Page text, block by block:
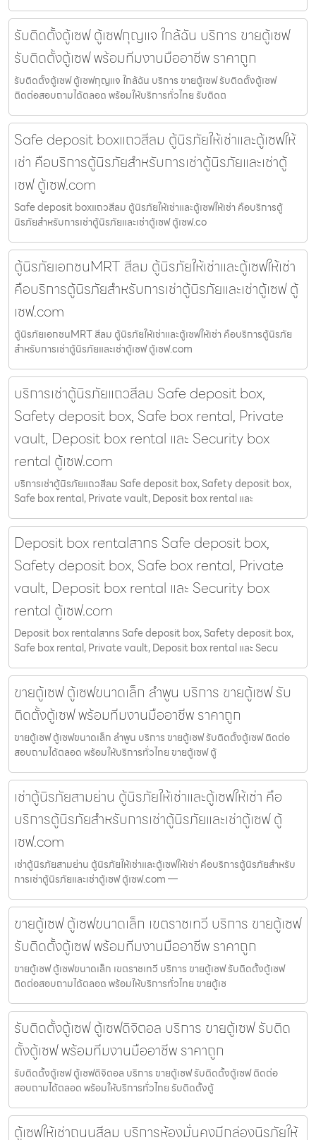
รับติดตั้งตู้เซฟ ตู้เซฟกุญแจ ใกล้ฉัน บริการ ขายตู้เซฟ
รับติดตั้งตู้เซฟ พร้อมทีมงานมืออาชีพ ราคาถูก
รับติดตั้งตู้เซฟ ตู้เซฟกุญแจ ใกล้ฉัน บริการ ขายตู้เซฟ รับติดตั้งตู้เซฟ
ติดต่อสอบถามได้ตลอด พร้อมให้บริการทั่วไทย รับติดต
Safe deposit boxแถวสีลม ตู้นิรภัยให้เช่าและตู้เซฟให้
เช่า คือบริการตู้นิรภัยสำหรับการเช่าตู้นิรภัยและเช่าตู้
เซฟ ตู้เซฟ.com
Safe deposit boxแถวสีลม ตู้นิรภัยให้เช่าและตู้เซฟให้เช่า คือบริการตู้
นิรภัยสำหรับการเช่าตู้นิรภัยและเช่าตู้เซฟ ตู้เซฟ.co
ตู้นิรภัยเอกชนMRT สีลม ตู้นิรภัยให้เช่าและตู้เซฟให้เช่า
คือบริการตู้นิรภัยสำหรับการเช่าตู้นิรภัยและเช่าตู้เซฟ ตู้
เซฟ.com
ตู้นิรภัยเอกชนMRT สีลม ตู้นิรภัยให้เช่าและตู้เซฟให้เช่า คือบริการตู้นิรภัย
สำหรับการเช่าตู้นิรภัยและเช่าตู้เซฟ ตู้เซฟ.com
บริการเช่าตู้นิรภัยแถวสีลม Safe deposit box,
Safety deposit box, Safe box rental, Private
vault, Deposit box rental และ Security box
rental ตู้เซฟ.com
บริการเช่าตู้นิรภัยแถวสีลม Safe deposit box, Safety deposit box,
Safe box rental, Private vault, Deposit box rental และ
Deposit box rentalสาทร Safe deposit box,
Safety deposit box, Safe box rental, Private
vault, Deposit box rental และ Security box
rental ตู้เซฟ.com
Deposit box rentalสาทร Safe deposit box, Safety deposit box,
Safe box rental, Private vault, Deposit box rental และ Secu
ขายตู้เซฟ ตู้เซฟขนาดเล็ก ลำพูน บริการ ขายตู้เซฟ รับ
ติดตั้งตู้เซฟ พร้อมทีมงานมืออาชีพ ราคาถูก
ขายตู้เซฟ ตู้เซฟขนาดเล็ก ลำพูน บริการ ขายตู้เซฟ รับติดตั้งตู้เซฟ ติดต่อ
สอบถามได้ตลอด พร้อมให้บริการทั่วไทย ขายตู้เซฟ ตู้
เช่าตู้นิรภัยสามย่าน ตู้นิรภัยให้เช่าและตู้เซฟให้เช่า คือ
บริการตู้นิรภัยสำหรับการเช่าตู้นิรภัยและเช่าตู้เซฟ ตู้
เซฟ.com
เช่าตู้นิรภัยสามย่าน ตู้นิรภัยให้เช่าและตู้เซฟให้เช่า คือบริการตู้นิรภัยสำหรับ
การเช่าตู้นิรภัยและเช่าตู้เซฟ ตู้เซฟ.com —
ขายตู้เซฟ ตู้เซฟขนาดเล็ก เขตราชเทวี บริการ ขายตู้เซฟ
รับติดตั้งตู้เซฟ พร้อมทีมงานมืออาชีพ ราคาถูก
ขายตู้เซฟ ตู้เซฟขนาดเล็ก เขตราชเทวี บริการ ขายตู้เซฟ รับติดตั้งตู้เซฟ
ติดต่อสอบถามได้ตลอด พร้อมให้บริการทั่วไทย ขายตู้เซ
รับติดตั้งตู้เซฟ ตู้เซฟดิจิตอล บริการ ขายตู้เซฟ รับติด
ตั้งตู้เซฟ พร้อมทีมงานมืออาชีพ ราคาถูก
รับติดตั้งตู้เซฟ ตู้เซฟดิจิตอล บริการ ขายตู้เซฟ รับติดตั้งตู้เซฟ ติดต่อ
สอบถามได้ตลอด พร้อมให้บริการทั่วไทย รับติดตั้งตู้
ตู้เซฟให้เช่าถนนสีลม บริการห้องมั่นคงมีกล่องนิรภัยให้